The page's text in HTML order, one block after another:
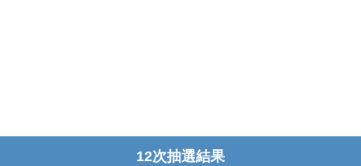
12次抽選結果